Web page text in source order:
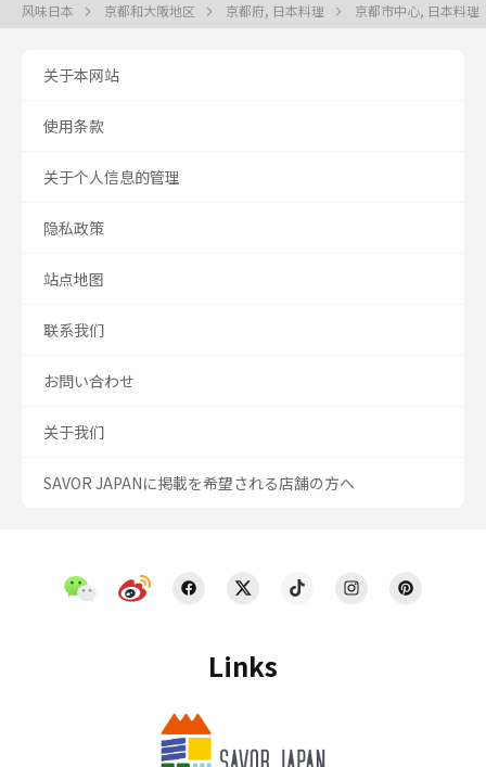
风味日本 京都和大阪地区 京都府, 日本料理 京都市中心, 日本料理
Links
关于本网站
使用条款
关于个人信息的管理
隐私政策
站点地图
联系我们
お問い合わせ
关于我们
SAVOR JAPANに掲載を希望される店舗の方へ